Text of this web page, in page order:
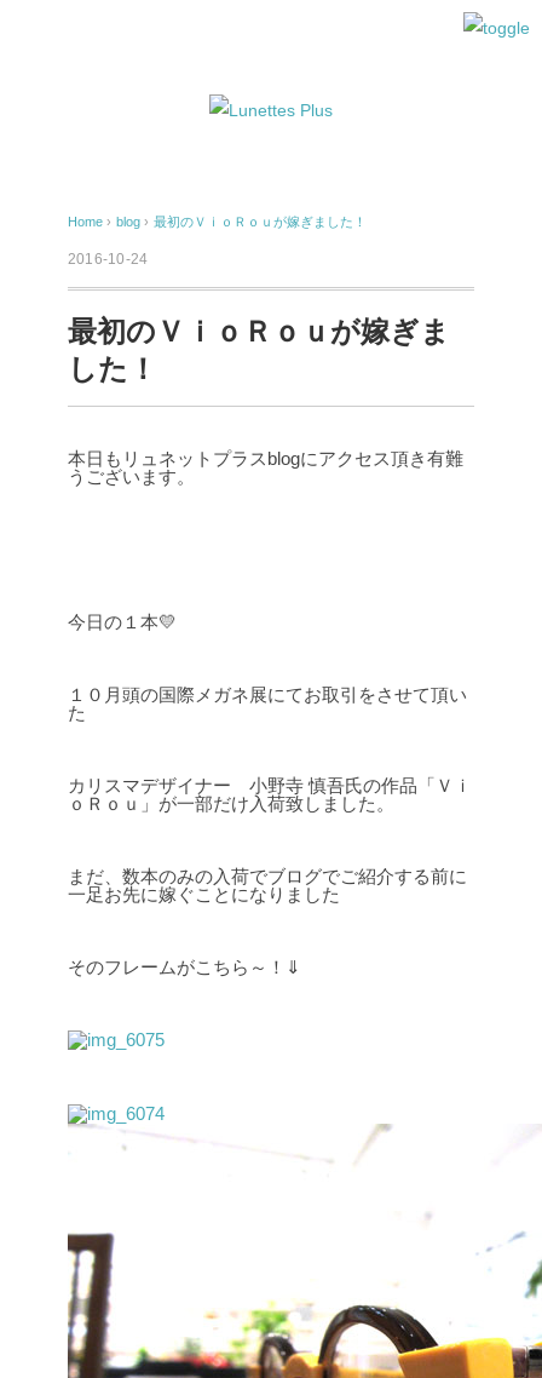
Home › blog › 最初のＶｉｏＲｏｕが嫁ぎました！
2016-10-24
最初のＶｉｏＲｏｕが嫁ぎま
した！
本日もリュネットプラスblogにアクセス頂き有難
うございます。
今日の１本💛
１０月頭の国際メガネ展にてお取引をさせて頂い
た
カリスマデザイナー 小野寺 慎吾氏の作品「Ｖｉ
ｏＲｏｕ」が一部だけ入荷致しました。
まだ、数本のみの入荷でブログでご紹介する前に
一足お先に嫁ぐことになりました
そのフレームがこちら～！⇓